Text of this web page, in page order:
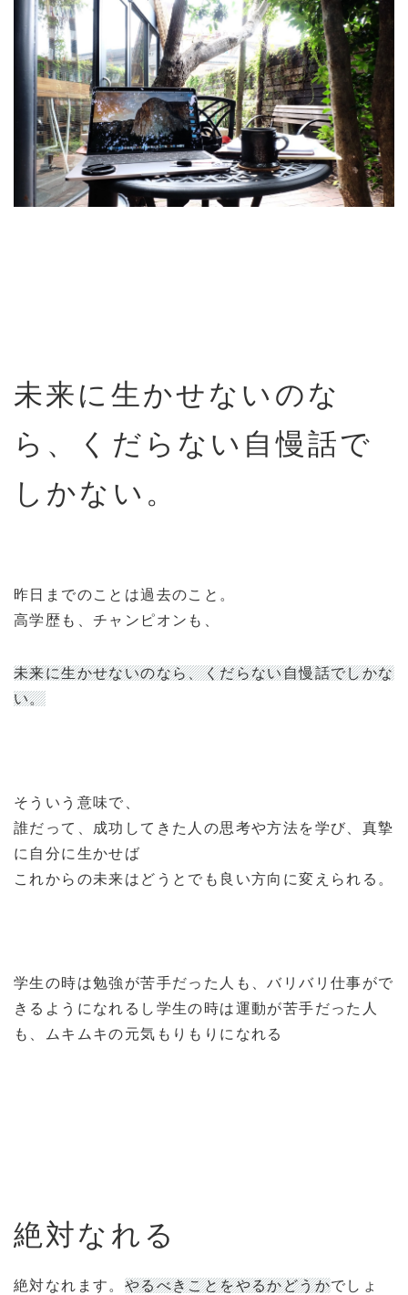
未来に生かせないのな
ら、くだらない自慢話で
しかない。
昨日までのことは過去のこと。
高学歴も、チャンピオンも、
未来に生かせないのなら、くだらない自慢話でしかな
い。
そういう意味で、
誰だって、成功してきた人の思考や方法を学び、真摯
に自分に生かせば
これからの未来はどうとでも良い方向に変えられる。
学生の時は勉強が苦手だった人も、バリバリ仕事がで
きるようになれるし学生の時は運動が苦手だった人
も、ムキムキの元気もりもりになれる
絶対なれる
絶対なれます。 やるべきことをやるかどうかでしょ